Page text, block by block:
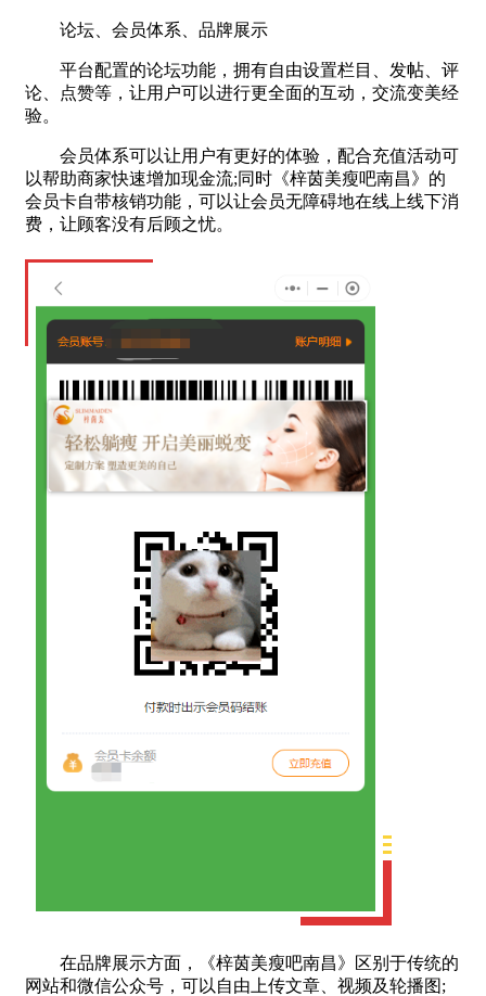
论坛、会员体系、品牌展示
平台配置的论坛功能，拥有自由设置栏目、发帖、评
论、点赞等，让用户可以进行更全面的互动，交流变美经
验。
会员体系可以让用户有更好的体验，配合充值活动可
以帮助商家快速增加现金流;同时《梓茵美瘦吧南昌》的
会员卡自带核销功能，可以让会员无障碍地在线上线下消
费，让顾客没有后顾之忧。
在品牌展示方面，《梓茵美瘦吧南昌》区别于传统的
网站和微信公众号，可以自由上传文章、视频及轮播图;